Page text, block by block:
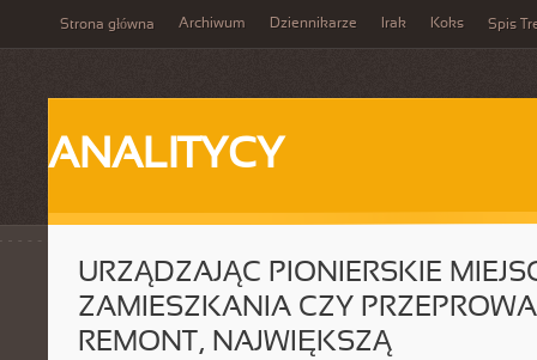
Strona główna Archiwum Dziennikarze Irak Koks Spis
ANALITYCY
URZĄDZAJĄC PIONIERSKIE
ZAMIESZKANIA CZY
REMONT, NAJWIĘKSZĄ